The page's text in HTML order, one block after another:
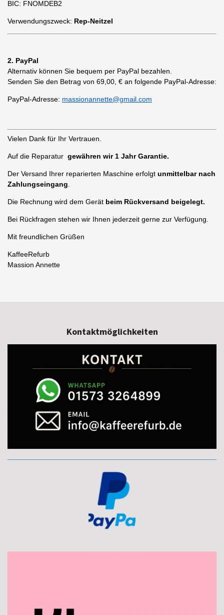
BIC: FNOMDEB2
Verwendungszweck: Rep-Neitzel
2. PayPal
Alternativ können Sie bequem per PayPal bezahlen.
Senden Sie den Betrag von 69,00, € an folgende PayPal-Adresse:
PayPal-Adresse: massionannette@gmail.com
Vielen Dank für Ihr Vertrauen.
Auf die Reparatur gewähren wir 1 Jahr Garantie.
Der Versand Ihrer reparierten Maschine erfolgt unmittelbar nach
Zahlungseingang
Die Rechnung wird dem Gerät beim Rückversand beigelegt.
Bei Rückfragen stehen wir Ihnen jederzeit gerne zur Verfügung.
Mit freundlichen Grüßen
KaffeeRefurb
Massion Annette
Kontaktmöglichkeiten